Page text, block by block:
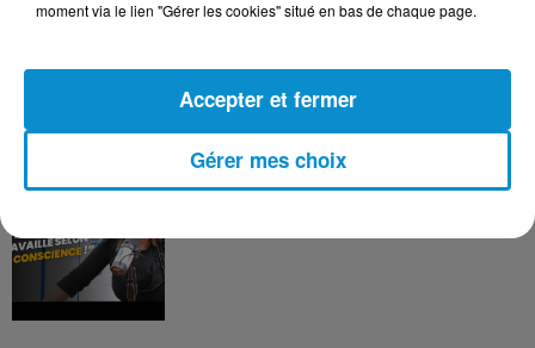
[Happy Beur] Cheb Momo, figure
Raï !
moment via le lien "Gérer les cookies" situé en bas de chaque page.
Gérer mes choix
Accepter et fermer